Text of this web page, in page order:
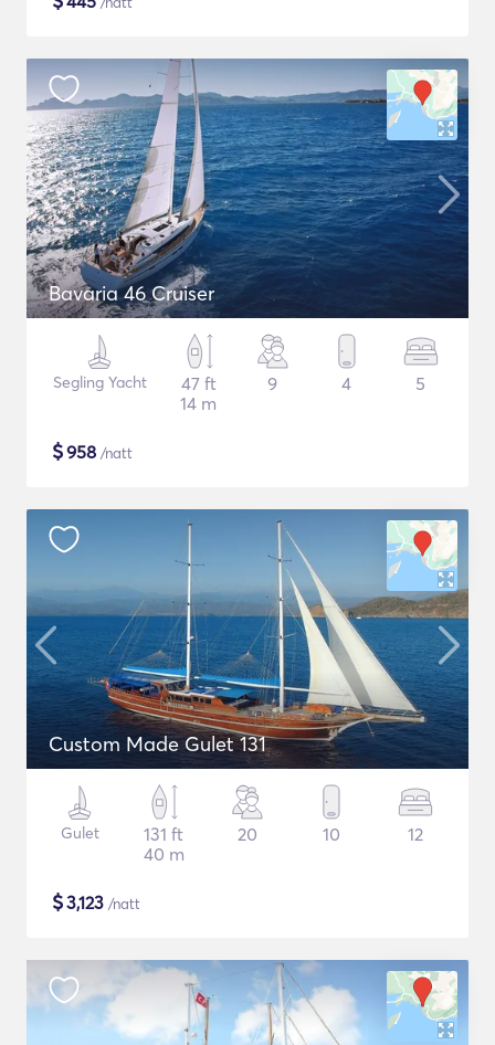
Bavaria 46 Cruiser
Segling Yacht
47 ft
14 m
9 4 5
$958 /natt
Custom Made Gulet 131
Gulet
131 ft
40 m
20 10 12
$3,123 /natt